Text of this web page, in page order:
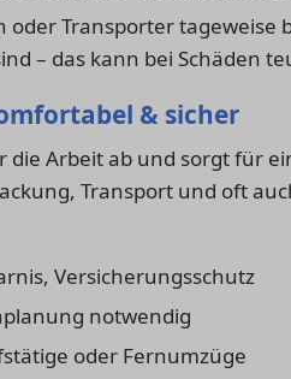
Transporter tageweise
– das kann bei Schäden
& sicher
die Arbeit ab und sorgt für
Transport und oft
Versicherungsschutz
notwendig
oder Fernumzüge